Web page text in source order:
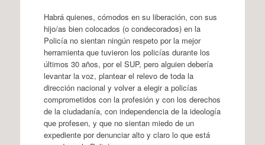
Habrá quienes, cómodos en su liberación, con sus
hijo/as bien colocados (o condecorados) en la
Policía no sientan ningún respeto por la mejor
herramienta que tuvieron los policías durante los
últimos 30 años, por el SUP, pero alguien debería
levantar la voz, plantear el relevo de toda la
dirección nacional y volver a elegir a policías
comprometidos con la profesión y con los derechos
de la ciudadanía, con independencia de la ideología
que profesen, y que no sientan miedo de un
expediente por denunciar alto y claro lo que está